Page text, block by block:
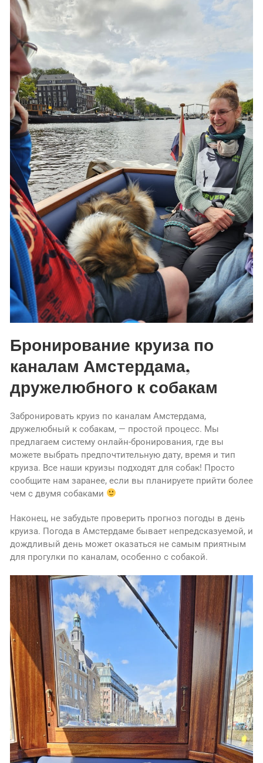
Бронирование круиза по
каналам Амстердама,
дружелюбного к собакам
Забронировать круиз по каналам Амстердама,
дружелюбный к собакам, — простой процесс. Мы
предлагаем систему онлайн-бронирования, где вы
можете выбрать предпочтительную дату, время и тип
круиза. Все наши круизы подходят для собак! Просто
сообщите нам заранее, если вы планируете прийти более
чем с двумя собаками
Наконец, не забудьте проверить прогноз погоды в день
круиза. Погода в Амстердаме бывает непредсказуемой, и
дождливый день может оказаться не самым приятным
для прогулки по каналам, особенно с собакой.